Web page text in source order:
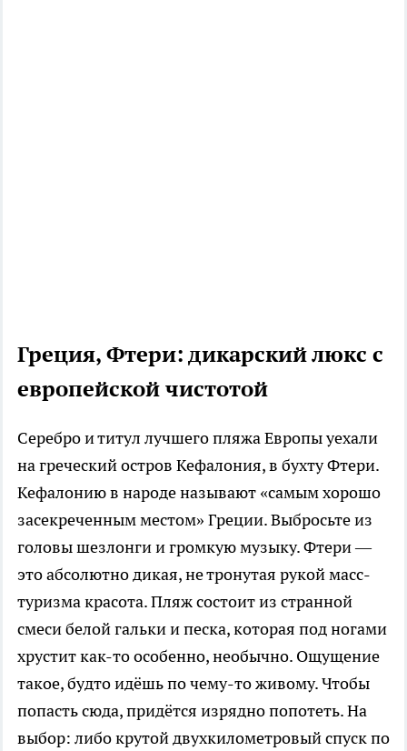
Греция, Фтери: дикарский люкс с
европейской чистотой
Серебро и титул лучшего пляжа Европы уехали
на греческий остров Кефалония, в бухту Фтери.
Кефалонию в народе называют «самым хорошо
засекреченным местом» Греции. Выбросьте из
головы шезлонги и громкую музыку. Фтери —
это абсолютно дикая, не тронутая рукой масс-
туризма красота. Пляж состоит из странной
смеси белой гальки и песка, которая под ногами
хрустит как-то особенно, необычно. Ощущение
такое, будто идёшь по чему-то живому. Чтобы
попасть сюда, придётся изрядно попотеть. На
выбор: либо крутой двухкилометровый спуск по